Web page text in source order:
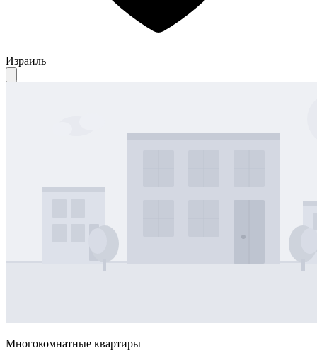
Израиль
Многокомнатные квартиры